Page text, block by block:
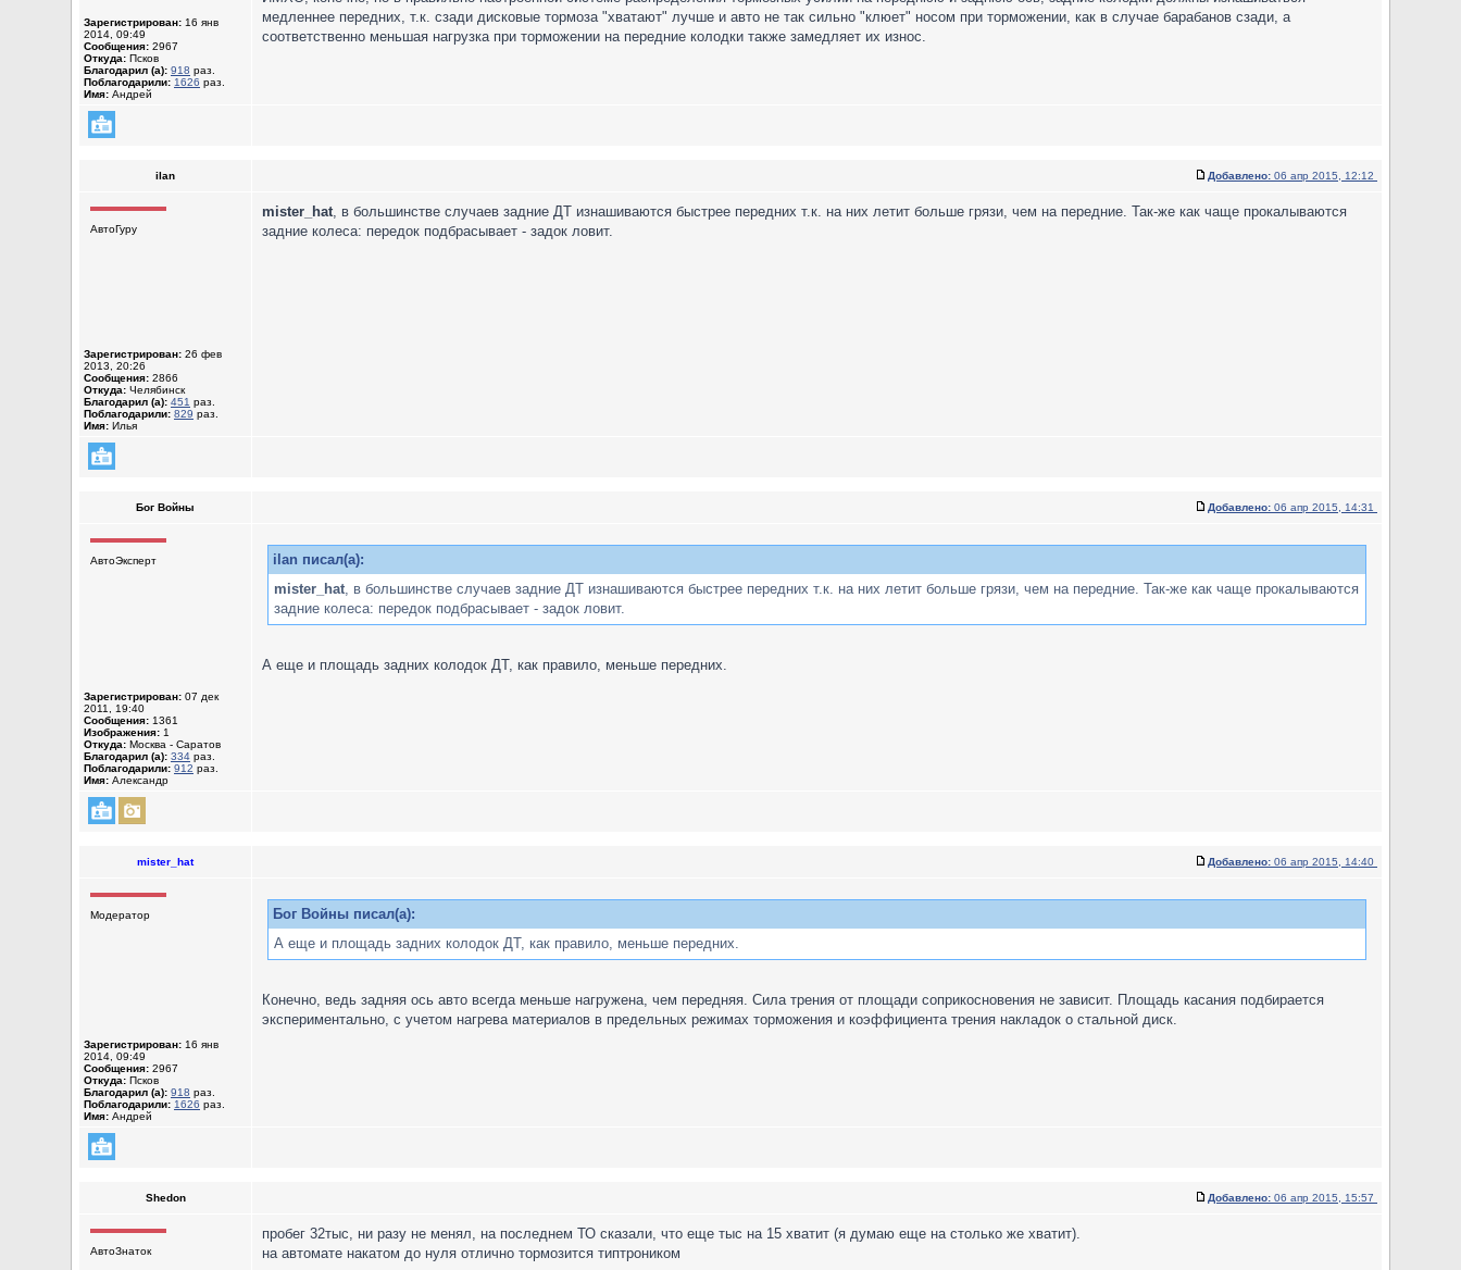
Зарегистрирован: 16 янв
2014, 09:49
Сообщения: 2967
Откуда: Псков
Благодарил (а): 918 раз.
Поблагодарили: 1626 раз.
Имя: Андрей
медленнее передних, т.к. сзади дисковые тормоза "хватают" лучше и авто не так сильно "клюет" носом при торможении, как в случае барабанов сзади, а
соответственно меньшая нагрузка при торможении на передние колодки также замедляет их износ.
ilan Добавлено: 06 апр 2015, 12:12
АвтоГуру
Зарегистрирован: 26 фев
2013, 20:26
Сообщения: 2866
Откуда: Челябинск
Благодарил (а): 451 раз.
Поблагодарили: 829 раз.
Имя: Илья
mister_hat, в большинстве случаев задние ДТ изнашиваются быстрее передних т.к. на них летит больше грязи, чем на передние. Так-же как чаще прокалываются
задние колеса: передок подбрасывает - задок ловит.
Бог Войны Добавлено: 06 апр 2015, 14:31
АвтоЭксперт
Зарегистрирован: 07 дек
2011, 19:40
Сообщения: 1361
Изображения: 1
Откуда: Москва - Саратов
Благодарил (а): 334 раз.
Поблагодарили: 912 раз.
Имя: Александр
ilan писал(а):
mister_hat, в большинстве случаев задние ДТ изнашиваются быстрее передних т.к. на них летит больше грязи, чем на передние. Так-же как чаще прокалываются
задние колеса: передок подбрасывает - задок ловит.
А еще и площадь задних колодок ДТ, как правило, меньше передних.
mister_hat Добавлено: 06 апр 2015, 14:40
Модератор
Зарегистрирован: 16 янв
2014, 09:49
Сообщения: 2967
Откуда: Псков
Благодарил (а): 918 раз.
Поблагодарили: 1626 раз.
Имя: Андрей
Бог Войны писал(а):
А еще и площадь задних колодок ДТ, как правило, меньше передних.
Конечно, ведь задняя ось авто всегда меньше нагружена, чем передняя. Сила трения от площади соприкосновения не зависит. Площадь касания подбирается
экспериментально, с учетом нагрева материалов в предельных режимах торможения и коэффициента трения накладок о стальной диск.
Shedon Добавлено: 06 апр 2015, 15:57
АвтоЗнаток
пробег 32тыс, ни разу не менял, на последнем ТО сказали, что еще тыс на 15 хватит (я думаю еще на столько же хватит).
на автомате накатом до нуля отлично тормозится типтроником